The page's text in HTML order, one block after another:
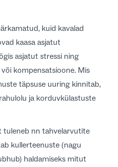
kuid kavalad
kaasa asjatut
asjatut stressi ning
kompensatsioone. Mis
täpsuse uuring kinnitab,
ja korduvkülastuste
tuleneb nn tahvelarvutite
kullerteenuste (nagu
haldamiseks mitut